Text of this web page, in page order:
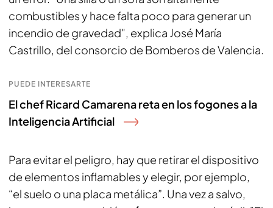
combustibles y hace falta poco para generar un
incendio de gravedad", explica José María
Castrillo, del consorcio de Bomberos de Valencia.
PUEDE INTERESARTE
El chef Ricard Camarena reta en los fogones a la
Inteligencia Artificial
Para evitar el peligro, hay que retirar el dispositivo
de elementos inflamables y elegir, por ejemplo,
“el suelo o una placa metálica”. Una vez a salvo,